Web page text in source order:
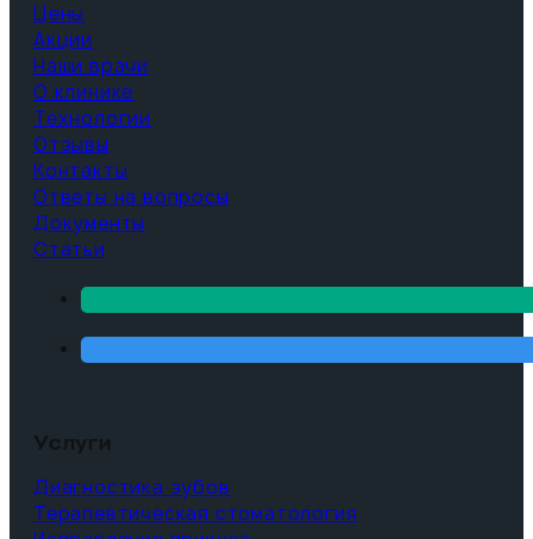
Цены
Акции
Наши врачи
О клинике
Технологии
Отзывы
Контакты
Ответы на вопросы
Документы
Статьи
Услуги
Диагностика зубов
Терапевтическая стоматология